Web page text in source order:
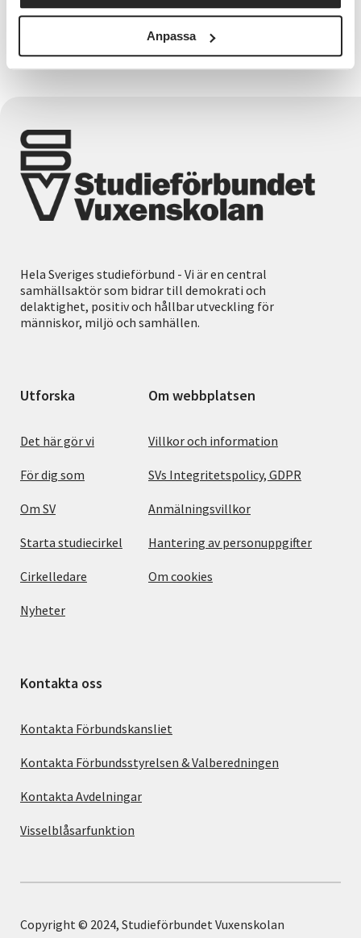
Anpassa
Verksamhetsutvecklare Ale Lilla Edet
Hela Sveriges studieförbund - Vi är en central
samhällsaktör som bidrar till demokrati och
delaktighet, positiv och hållbar utveckling för
människor, miljö och samhällen.
Utforska
Det här gör vi
För dig som
Om SV
Starta studiecirkel
Cirkelledare
Nyheter
Om webbplatsen
Villkor och information
SVs Integritetspolicy, GDPR
Anmälningsvillkor
Hantering av personuppgifter
Om cookies
Kontakta oss
Kontakta Förbundskansliet
Kontakta Förbundsstyrelsen & Valberedningen
Kontakta Avdelningar
Visselblåsarfunktion
Copyright © 2024, Studieförbundet Vuxenskolan